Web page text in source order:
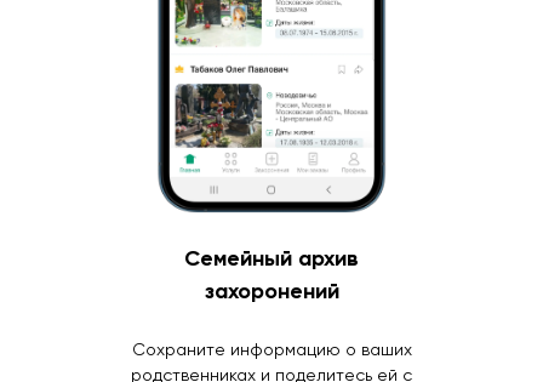
Семейный архив
захоронений
Сохраните информацию о ваших
родственниках и поделитесь ей с